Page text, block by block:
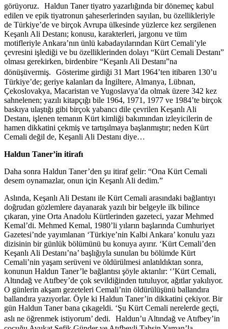
görüyoruz. Haldun Taner tiyatro yazarlığında bir dönemeç kabul
edilen ve epik tiyatronun şaheserlerinden sayılan, bu özellikleriyle
de Türkiye’de ve birçok Avrupa ülkesinde yüzlerce kez sergilenen
Keşanlı Ali Destanı; konusu, karakterleri, jargonu ve tüm
motifleriyle Ankara’nın ünlü kabadayılarından Kürt Cemali’yle
çevresini işlediği ve bu özelliklerinden dolayı “Kürt Cemali Destanı”
olması gerekirken, birdenbire “Keşanlı Ali Destanı”na
dönüşüvermiş. Gösterime girdiği 31 Mart 1964’ten itibaren 130’u
Türkiye’de; geriye kalanları da İngiltere, Almanya, Lübnan,
Çekoslovakya, Macaristan ve Yugoslavya’da olmak üzere 342 kez
sahnelenen; yazılı kitapçığı bile 1964, 1971, 1977 ve 1984’te birçok
baskıya ulaştığı gibi birçok yabancı dile çevrilen Keşanlı Ali
Destanı, işlenen temanın Kürt kimliği bakımından izleyicilerin de
hamen dikkatini çekmiş ve tartışılmaya başlanmıştır; neden Kürt
Cemali değil de, Keşanli Ali Destanı diye…
Haldun Taner’in itirafı
Daha sonra Haldun Taner’den şu itiraf gelir: “Ona Kürt Cemali
desem oynamazlar, onun için Keşanlı Ali dedim.”
Aslında, Keşanlı Ali Destanı ile Kürt Cemali arasındaki bağlantıyı
doğrudan gözlemlere dayanarak yazılı bir belgeyle ilk bilince
çıkaran, yine Orta Anadolu Kürtlerinden gazeteci, yazar Mehmed
Kemal’di. Mehmed Kemal, 1980’li yıların başlarında Cumhuriyet
Gazetesi’nde yayımlanan ‘Türkiye’nin Kalbi Ankara’ konulu yazı
dizisinin bir günlük bölümünü bu konuya ayırır. ‘Kürt Cemali’den
Keşanlı Ali Destanı’na’ başlığıyla sunulan bu bölümde Kürt
Cemali’nin yaşam serüveni ve öldürülmesi anlatıldıktan sonra,
konunun Haldun Taner’le bağlantısı şöyle aktarılır: ‘’Kürt Cemali,
Altındağ ve Atıfbey’de çok sevildiğinden tutuluyor, ağıtlar yakılıyor.
O günlerin akşam gezeteleri Cemali’nin öldürülüşünü ballandıra
ballandıra yazıyorlar. Öyle ki Haldun Taner’in dikkatini çekiyor. Bir
gün Haldun Taner bana çıkageldi. ‘Şu Kürt Cemali nerelerde geçti,
aslı ne öğrenmek istiyorum’ dedi. Haldun’u Altındağ ve Atıfbey’in